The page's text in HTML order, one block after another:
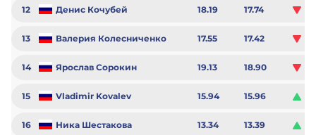
12 Денис Кочубей 18.19 17.74
13 Валерия Колесниченко 17.55 17.42
14 Ярослав Сорокин 19.13 18.90
15 Vladimir Kovalev 15.94 15.96
16 Ника Шестакова 13.34 13.39